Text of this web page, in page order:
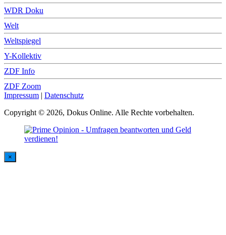
WDR Doku
Welt
Weltspiegel
Y-Kollektiv
ZDF Info
ZDF Zoom
Impressum | Datenschutz
Copyright © 2026, Dokus Online. Alle Rechte vorbehalten.
×